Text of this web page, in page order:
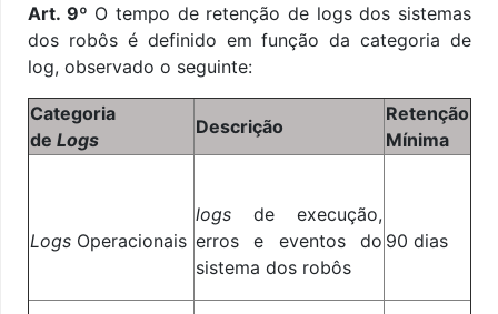
Art. 9º O tempo de retenção de logs dos sistemas
dos robôs é definido em função da categoria de
log, observado o seguinte:
Categoria
de Logs
Descrição
Retenção
Mínima
LogsOperacionais
logsde execução,
erros e eventos do
sistema dos robôs
90 dias